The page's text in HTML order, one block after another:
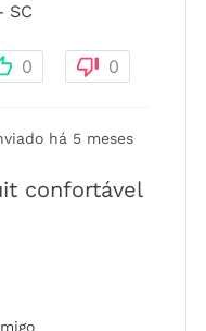
SC
0 0
há 5 meses
confortável